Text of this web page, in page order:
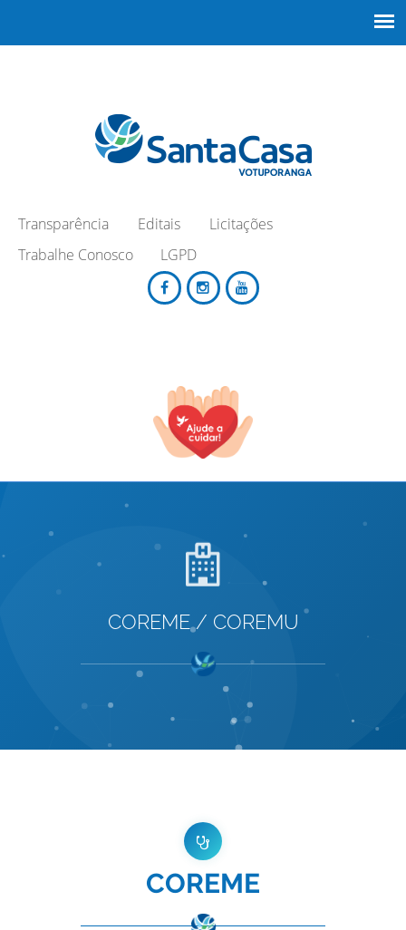
Transparência Editais
Licitações
Trabalhe Conosco
LGPD
Fechar Formulário
COREME / COREMU
COREME